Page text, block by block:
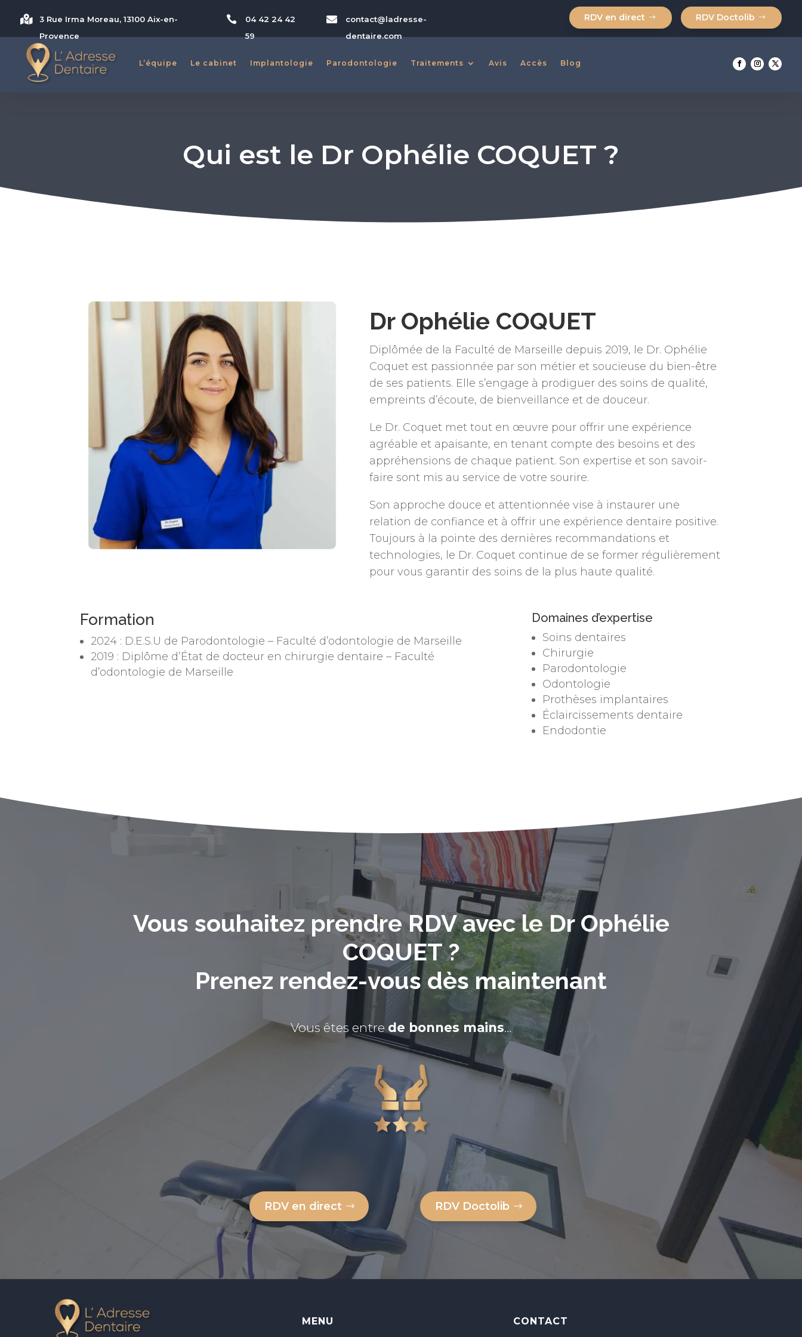

3 Rue Irma Moreau, 13100 Aix-en-
Provence

04 42 24 42
59

contact@ladresse-
dentaire.com
RDV en direct RDV Doctolib
L’équipe Le cabinet Implantologie Parodontologie Traitements Avis Accès Blog
L’équipe Le cabinet Implantologie Parodontologie Traitements Avis Accès Blog
Qui est le Dr Ophélie COQUET ?
Dr Ophélie COQUET
Diplômée de la Faculté de Marseille depuis 2019, le Dr. Ophélie
Coquet est passionnée par son métier et soucieuse du bien-être
de ses patients. Elle s’engage à prodiguer des soins de qualité,
empreints d’écoute, de bienveillance et de douceur.
Le Dr. Coquet met tout en œuvre pour offrir une expérience
agréable et apaisante, en tenant compte des besoins et des
appréhensions de chaque patient. Son expertise et son savoir-
faire sont mis au service de votre sourire.
Son approche douce et attentionnée vise à instaurer une
relation de confiance et à offrir une expérience dentaire positive.
Toujours à la pointe des dernières recommandations et
technologies, le Dr. Coquet continue de se former régulièrement
pour vous garantir des soins de la plus haute qualité.
Formation
2024 : D.E.S.U de Parodontologie – Faculté d’odontologie de Marseille
2019 : Diplôme d’État de docteur en chirurgie dentaire – Faculté
d’odontologie de Marseille
Domaines d’expertise
Soins dentaires
Chirurgie
Parodontologie
Odontologie
Prothèses implantaires
Éclaircissements dentaire
Endodontie
Vous souhaitez prendre RDV avec le Dr Ophélie
COQUET ?
Prenez rendez-vous dès maintenant
Vous êtes entre de bonnes mains…
RDV en direct RDV Doctolib
MENU CONTACT